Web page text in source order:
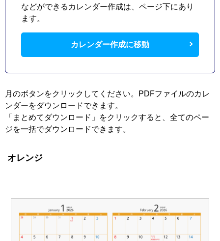
などができるカレンダー作成は、ページ下にあり
ます。
カレンダー作成に移動
月のボタンをクリックしてください。PDFファイルのカレ
ンダーをダウンロードできます。
「まとめてダウンロード」をクリックすると、全てのペー
ジを一括でダウンロードできます。
オレンジ